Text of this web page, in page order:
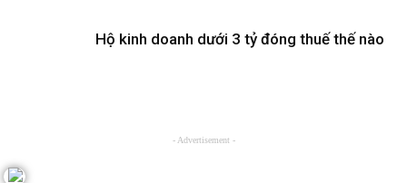
Hộ kinh doanh dưới 3 tỷ đóng thuế thế nào
- Advertisement -